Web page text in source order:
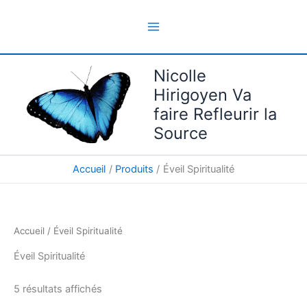
Nicolle
Hirigoyen Va
faire Refleurir la
Source
Accueil Produits Éveil Spiritualité
Accueil / Éveil Spiritualité
Éveil Spiritualité
5 résultats affichés